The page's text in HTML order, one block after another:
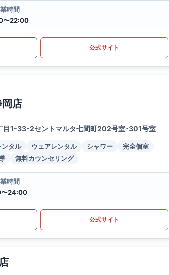
時間
〜22:00
公式サイト
店
目1-33-2セントマルタ七間町202号室･301号室
ンタル ウェアレンタル シャワー
完全個室
無料カウンセリング
時間
24:00
公式サイト